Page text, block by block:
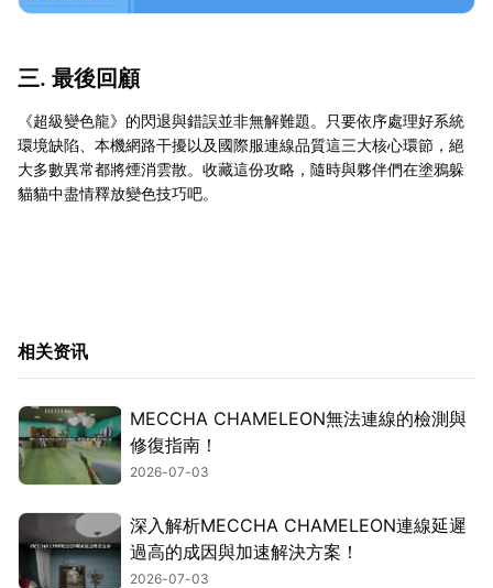
三. 最後回顧
《超級變色龍》的閃退與錯誤並非無解難題。只要依序處理好系統
環境缺陷、本機網路干擾以及國際服連線品質這三大核心環節，絕
大多數異常都將煙消雲散。收藏這份攻略，隨時與夥伴們在塗鴉躲
貓貓中盡情釋放變色技巧吧。
相关资讯
MECCHA CHAMELEON無法連線的檢測與
修復指南！
2026-07-03
深入解析MECCHA CHAMELEON連線延遲
過高的成因與加速解決方案！
2026-07-03